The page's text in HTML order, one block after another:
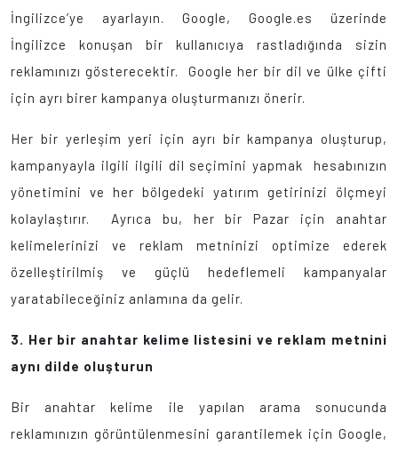
İngilizce’ye ayarlayın. Google, Google.es üzerinde
İngilizce konuşan bir kullanıcıya rastladığında sizin
reklamınızı gösterecektir. Google her bir dil ve ülke çifti
için ayrı birer kampanya oluşturmanızı önerir.
Her bir yerleşim yeri için ayrı bir kampanya oluşturup,
kampanyayla ilgili ilgili dil seçimini yapmak hesabınızın
yönetimini ve her bölgedeki yatırım getirinizi ölçmeyi
kolaylaştırır. Ayrıca bu, her bir Pazar için anahtar
kelimelerinizi ve reklam metninizi optimize ederek
özelleştirilmiş ve güçlü hedeflemeli kampanyalar
yaratabileceğiniz anlamına da gelir.
3. Her bir anahtar kelime listesini ve reklam metnini
aynı dilde oluşturun
Bir anahtar kelime ile yapılan arama sonucunda
reklamınızın görüntülenmesini garantilemek için Google,